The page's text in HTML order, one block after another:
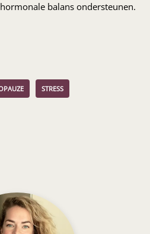
balans ondersteunen.
STRESS